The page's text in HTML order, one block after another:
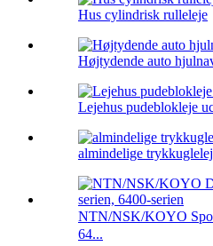
Hus cylindrisk rulleleje
Højtydende auto
Lejehus pudeblokleje
almindelige
NTN/NSK/KOYO
64...